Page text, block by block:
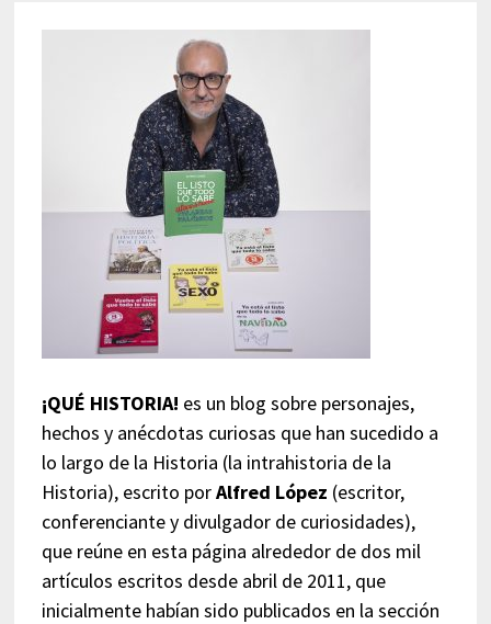
¡QUÉ HISTORIA! es un blog sobre personajes,
hechos y anécdotas curiosas que han sucedido a
lo largo de la Historia (la intrahistoria de la
Historia), escrito porAlfred López (escritor,
conferenciante y divulgador de curiosidades),
que reúne en esta página alrededor de dos mil
artículos escritos desde abril de 2011, que
inicialmente habían sido publicados en la sección